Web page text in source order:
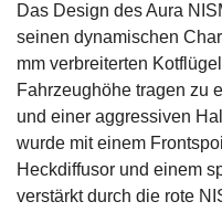
Das Design des Aura
seinen dynamischen
mm verbreiterten
Fahrzeughöhe tragen zu
und einer aggressiven
wurde mit einem
Heckdiffusor und einem
verstärkt durch die rote